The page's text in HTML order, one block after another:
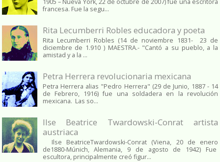
1905 – Nueva York, 22 de octubre de 2007) fue una escritora
francesa. Fue la segu...
Rita Lecumberri Robles educadora y poeta
Rita Lecumberri Robles (14 de noviembre 1831- 23 de
diciembre de 1.910 ) MAESTRA.- "Cantó a su pueblo, a la
amistad y a la ...
Petra Herrera revolucionaria mexicana
Petra Herrera alias "Pedro Herrera" (29 de Junio, 1887 - 14
de Febrero, 1916) fue una soldadera en la revolución
mexicana. Las so...
Ilse Beatrice Twardowski-Conrat artista
austriaca
Ilse BeatriceTwardowski-Conrat (Viena, 20 de enero
de1880-Múnich, Alemania, 9 de agosto de 1942) Fue
escultora, principalmente creó figur...